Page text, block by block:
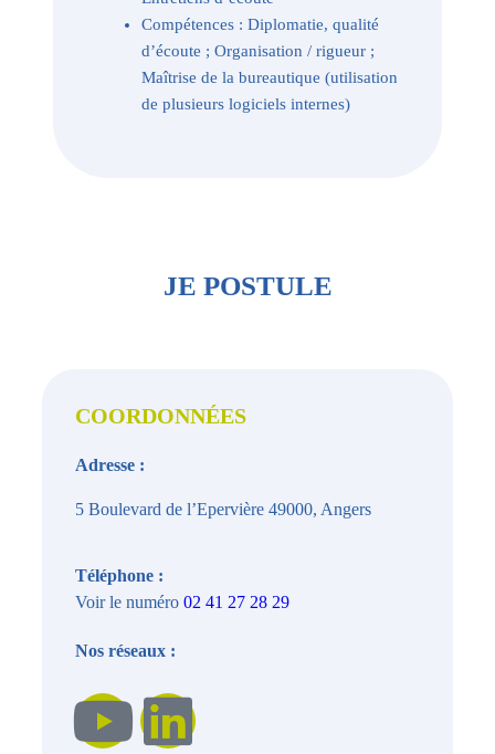
Compétences : Diplomatie, qualité
d’écoute ; Organisation / rigueur ;
Maîtrise de la bureautique (utilisation
de plusieurs logiciels internes)
JE POSTULE
COORDONNÉES
Adresse :
5 Boulevard de l’Epervière 49000, Angers
Téléphone :
Voir le numéro 02 41 27 28 29
Nos réseaux :